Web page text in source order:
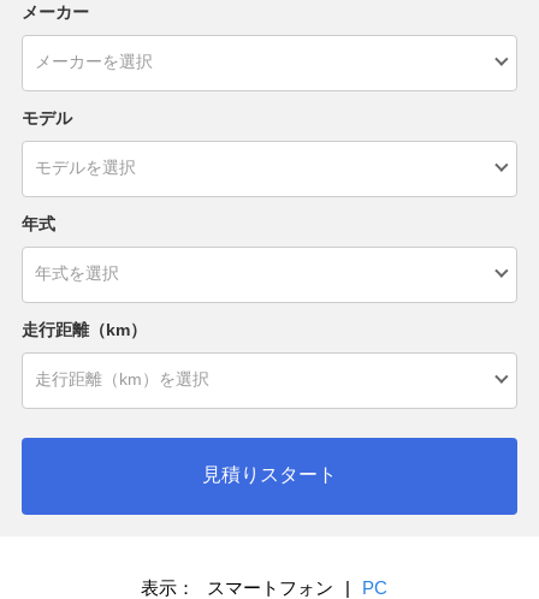
メーカー
モデル
年式
走行距離（km）
見積りスタート
表示： スマートフォン | PC